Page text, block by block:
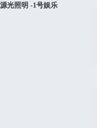
源光照明 -1号娱乐